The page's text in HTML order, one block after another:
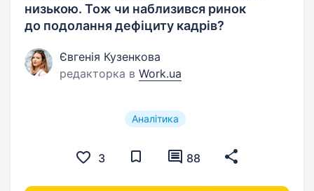
низькою. Тож чи наблизився ринок
до подолання дефіциту кадрів?
Євгенія Кузенкова
редакторка в Work.ua
Аналітика
3 88